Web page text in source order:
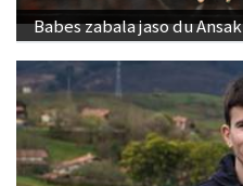
Babes zabala jaso du Ansak